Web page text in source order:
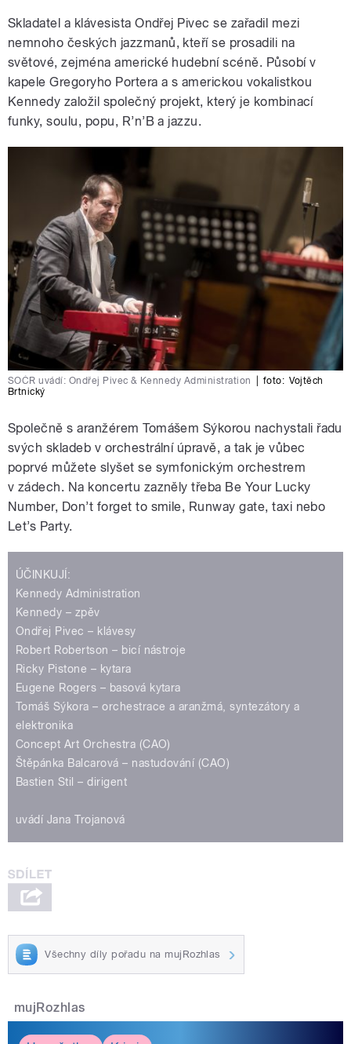
Skladatel a klávesista Ondřej Pivec se zařadil mezi
nemnoho českých jazzmanů, kteří se prosadili na
světové, zejména americké hudební scéně. Působí v
kapele Gregoryho Portera a s americkou vokalistkou
Kennedy založil společný projekt, který je kombinací
funky, soulu, popu, R’n’B a jazzu.
SOČR uvádí: Ondřej Pivec & Kennedy Administration foto: Vojtěch
Brtnický
Společně s aranžérem Tomášem Sýkorou nachystali řadu
svých skladeb v orchestrální úpravě, a tak je vůbec
poprvé můžete slyšet se symfonickým orchestrem
v zádech. Na koncertu zazněly třeba Be Your Lucky
Number, Don’t forget to smile, Runway gate, taxi nebo
Let’s Party.
ÚČINKUJÍ:
Kennedy Administration
Kennedy – zpěv
Ondřej Pivec – klávesy
Robert Robertson – bicí nástroje
Ricky Pistone – kytara
Eugene Rogers – basová kytara
Tomáš Sýkora – orchestrace a aranžmá, syntezátory a
elektronika
Concept Art Orchestra (CAO)
Štěpánka Balcarová – nastudování (CAO)
Bastien Stil – dirigent
uvádí Jana Trojanová
Všechny díly pořadu na mujRozhlas
mujRozhlas